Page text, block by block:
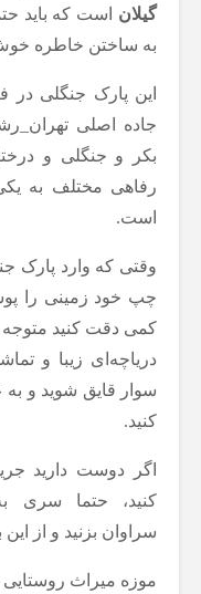
گیلان
است که باید
به ساختن خاطره
جاده اصلی
بکر و جنگلی و
رفاهی مختلف به
است.
وقتی که وارد پارک
چپ خود زمینی را
کمی دقت کنید
دریاچه‌ای زیبا و
سوار قایق شوید و
کنید.
اگر دوست دارید
کنید، حتما سری
سراوان بزنید و از
موزه میراث